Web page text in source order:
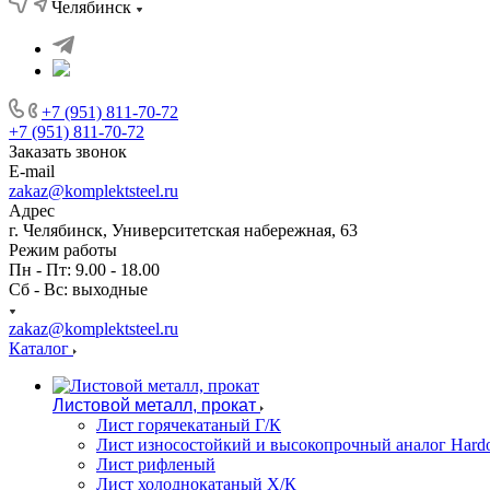
Челябинск
+7 (951) 811-70-72
+7 (951) 811-70-72
Заказать звонок
E-mail
zakaz@komplektsteel.ru
Адрес
г. Челябинск, Университетская набережная, 63
Режим работы
Пн - Пт: 9.00 - 18.00
Сб - Вс: выходные
zakaz@komplektsteel.ru
Каталог
Листовой металл, прокат
Лист горячекатаный Г/К
Лист износостойкий и высокопрочный аналог
Лист рифленый
Лист холоднокатаный Х/К